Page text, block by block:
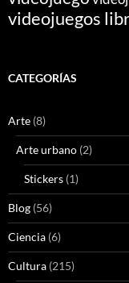
videojuegos
CATEGORÍAS
Arte (8)
Arte urbano (2)
Stickers (1)
Blog (56)
Ciencia (6)
Cultura (215)